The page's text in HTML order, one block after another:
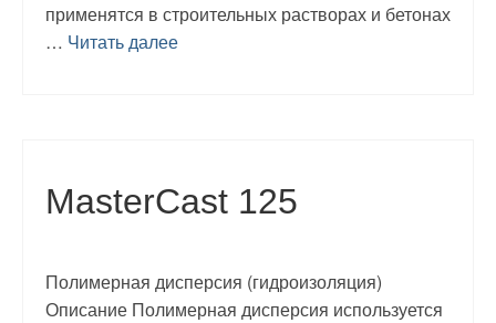
применятся в строительных растворах и бетонах
… Читать далее
MasterCast 125
Полимерная дисперсия (гидроизоляция)
Описание Полимерная дисперсия используется